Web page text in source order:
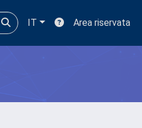
IT Area riservata